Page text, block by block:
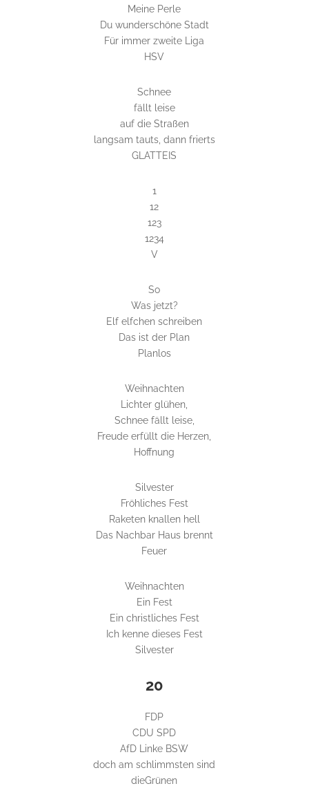
Meine Perle
Du wunderschöne Stadt
Für immer zweite Liga
HSV
Schnee
fällt leise
auf die Straßen
langsam tauts, dann frierts
GLATTEIS
1
12
123
1234
V
So
Was jetzt?
Elf elfchen schreiben
Das ist der Plan
Planlos
Weihnachten
Lichter glühen,
Schnee fällt leise,
Freude erfüllt die Herzen,
Hoffnung
Silvester
Fröhliches Fest
Raketen knallen hell
Das Nachbar Haus brennt
Feuer
Weihnachten
Ein Fest
Ein christliches Fest
Ich kenne dieses Fest
Silvester
20
FDP
CDU SPD
AfD Linke BSW
doch am schlimmsten sind
dieGrünen